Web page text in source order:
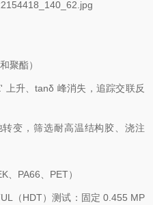
聚酯）
上升、tanδ 峰消失，追踪交联反
变，筛选耐高温结构胶、浇注
、PA66、PET）
（HDT）测试：固定 0.455 MP